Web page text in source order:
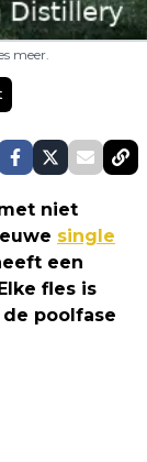
meer.
niet
single
een
fles is
poolfase